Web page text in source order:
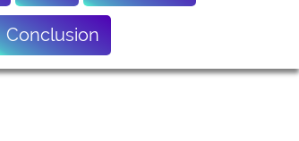
Conclusion